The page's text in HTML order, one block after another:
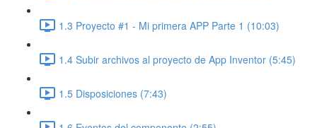
1.3 Proyecto #1 - Mi primera APP Parte 1 (10:03)
1.4 Subir archivos al proyecto de App Inventor (5:45)
1.5 Disposiciones (7:43)